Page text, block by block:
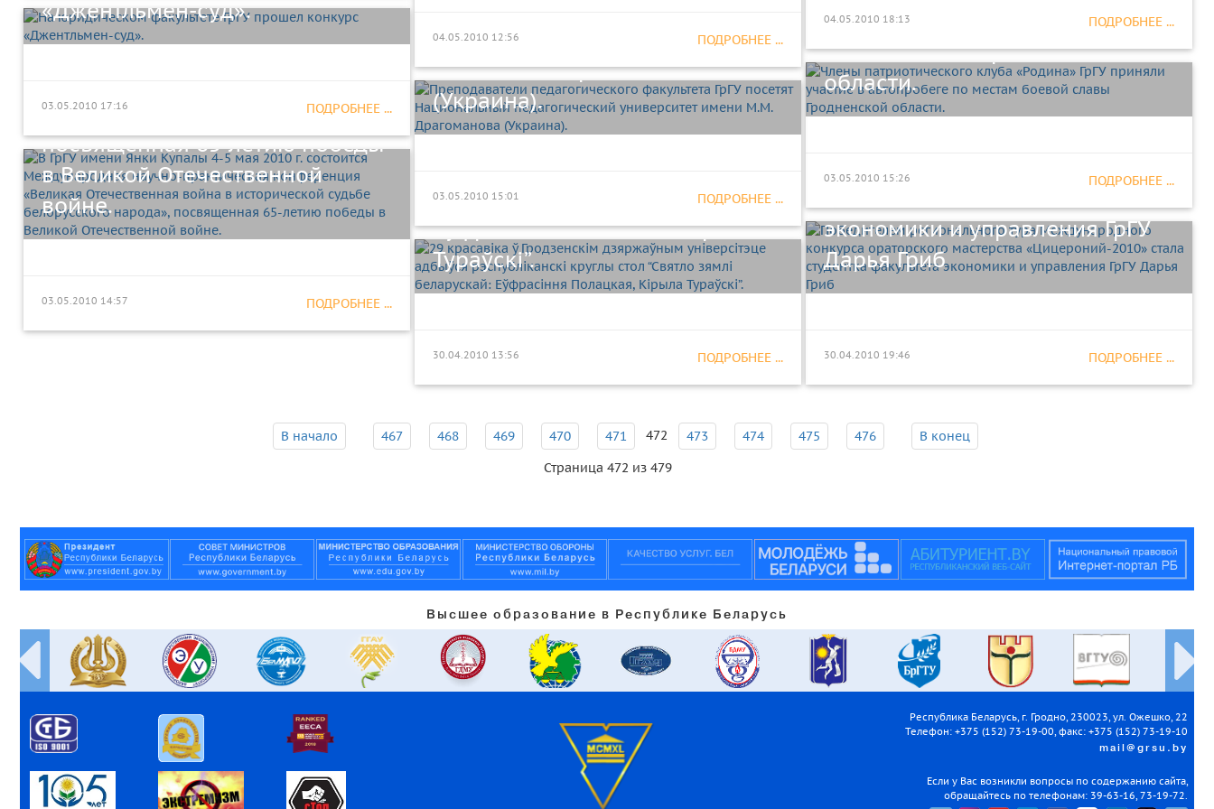
ПОДРОБНЕЕ ...
04.05.2010 18:13
ПОДРОБНЕЕ ...
04.05.2010 12:56
«Джентльмен-суд».
ПОДРОБНЕЕ ...
03.05.2010 17:16
в автопробеге по местам
боевой славы Гродненской
области.
ПОДРОБНЕЕ ...
03.05.2010 15:26
педагогический университет
имени М.М. Драгоманова
(Украина).
ПОДРОБНЕЕ ...
03.05.2010 15:01
практическая конференция
«Великая Отечественная война
белорусского народа»,
посвященная 65-летию победы
в Великой Отечественной
войне.
ПОДРОБНЕЕ ...
03.05.2010 14:57
Победителем регионального
тура Международного
мастерства «Цицероний-2010»
экономики и управления ГрГУ
Дарья Гриб
ПОДРОБНЕЕ ...
30.04.2010 19:46
29 красавіка ў Гродзенскім
дзяржаўным універсітэце
стол “Святло зямлі беларускай:
Еўфрасіння Полацкая, Кірыла
Тураўскі”.
ПОДРОБНЕЕ ...
30.04.2010 13:56
В начало 467 468 469 470 471 472 473 474 475 476
В конец
Страница 472 из 479
Высшее образование в Республике Беларусь
Республика Беларусь, г. Гродно, 230023, ул. Ожешко, 22
Телефон: +375 (152) 73-19-00, факс: +375 (152) 73-19-10
mail@grsu.by
Если у Вас возникли вопросы по содержанию сайта,
обращайтесь по телефонам: 39-63-16, 73-19-72.